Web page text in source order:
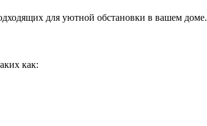
для уютной обстановки в вашем доме.
как: